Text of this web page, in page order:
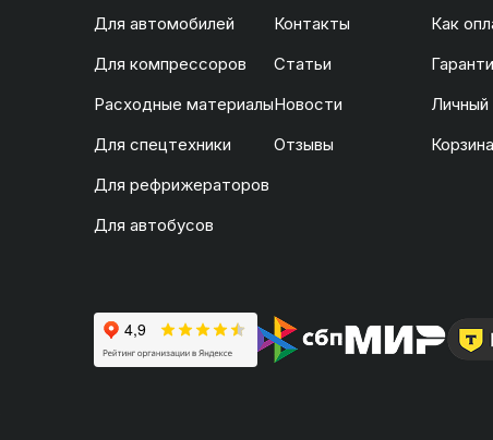
Для автомобилей
Для компрессоров
Расходные материалы
Для спецтехники
Для рефрижераторов
Для автобусов
Контакты
Статьи
Новости
Отзывы
Как
Личный
Корзина